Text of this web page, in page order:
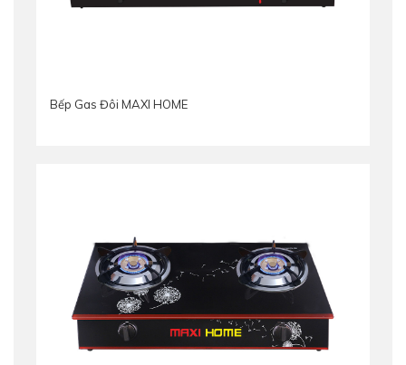
Bếp Gas Đôi MAXI HOME